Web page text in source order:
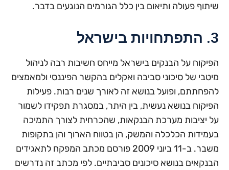
שיתוף פעולה ותיאום בין כלל הגורמים הנוגעים בדבר.
3. התפתחויות בישראל
הפיקוח על הבנקים בישראל מייחס חשיבות רבה לניהול
מיטבי של סיכוני סביבה ואקלים בהקשר הפיננסי ולמאמצים
להפחתתם, ופועל בנושא זה לאורך שנים רבות. פעילות
הפיקוח בנושא נעשית, בין היתר, במסגרת תפקידו לשמור
על יציבות מערכת הבנקאות, שהכרחית לצורך התמיכה
בעמידות הכלכלה והמשק, הן בטווח הארוך והן בתקופות
משבר. ב-11 ביוני 2009 פורסם מכתב המפקח לתאגידים
הבנקאים בנושא סיכונים סביבתיים. לפי מכתב זה נדרשים